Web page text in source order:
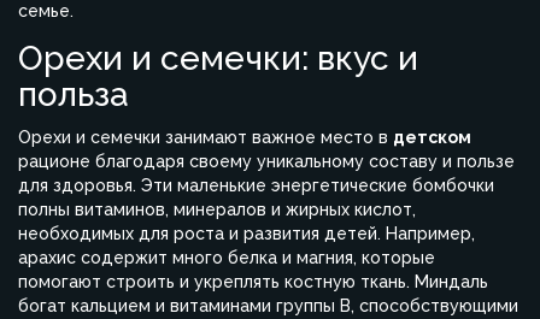
семье.
Орехи и семечки: вкус и
польза
Орехи и семечки занимают важное место в детском
рационе благодаря своему уникальному составу и пользе
для здоровья. Эти маленькие энергетические бомбочки
полны витаминов, минералов и жирных кислот,
необходимых для роста и развития детей. Например,
арахис содержит много белка и магния, которые
помогают строить и укреплять костную ткань. Миндаль
богат кальцием и витаминами группы В, способствующими